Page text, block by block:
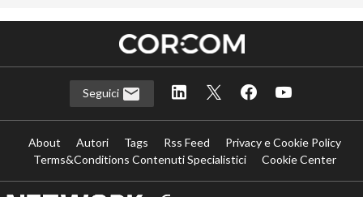
Seguici
About Autori Tags Rss Feed
Privacy e Cookie Policy
Terms&Conditions Contenuti Specialistici
Cookie Center